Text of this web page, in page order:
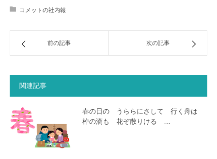
コメットの社内報
前の記事 次の記事
関連記事
春の日の うららにさして 行く舟は
棹の滴も 花ぞ散りける …